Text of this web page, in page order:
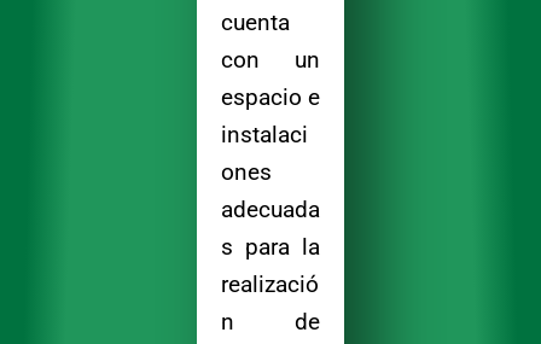
cuenta
con un
espacio e
instalaci
ones
adecuada
s para la
realizació
n de